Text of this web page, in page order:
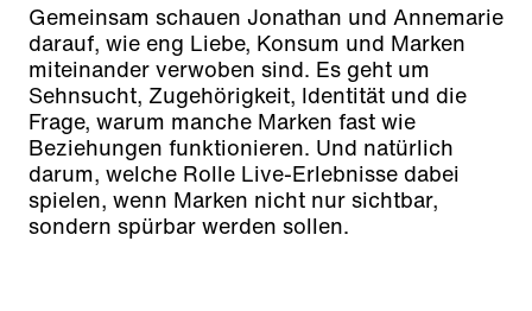
Gemeinsam schauen Jonathan und Annemarie
darauf, wie eng Liebe, Konsum und Marken
miteinander verwoben sind. Es geht um
Sehnsucht, Zugehörigkeit, Identität und die
Frage, warum manche Marken fast wie
Beziehungen funktionieren. Und natürlich
darum, welche Rolle Live-Erlebnisse dabei
spielen, wenn Marken nicht nur sichtbar,
sondern spürbar werden sollen.